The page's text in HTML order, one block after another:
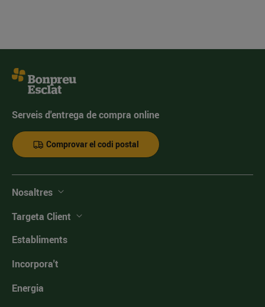
Serveis d'entrega de compra online
Comprovar el codi postal
Nosaltres
Targeta Client
Establiments
Incorpora't
Energia